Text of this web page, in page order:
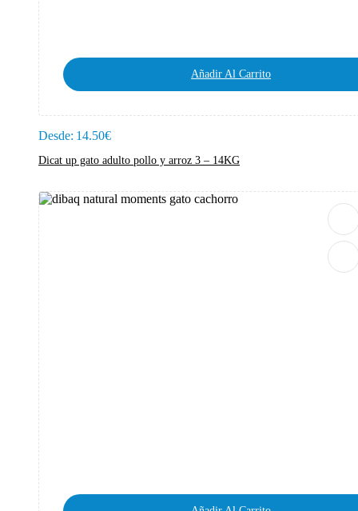
Añadir Al Carrito
Desde: 14.50€
Dicat up gato adulto pollo y arroz 3 – 14KG